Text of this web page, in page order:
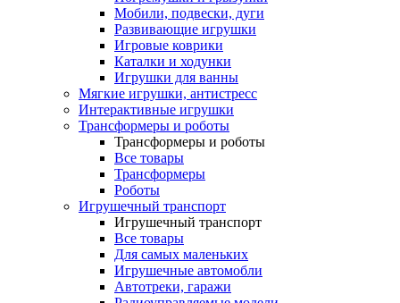
Мобили, подвески, дуги
Развивающие игрушки
Игровые коврики
Каталки и ходунки
Игрушки для ванны
Мягкие игрушки, антистресс
Интерактивные игрушки
Трансформеры и роботы
Трансформеры и роботы
Все товары
Трансформеры
Роботы
Игрушечный транспорт
Игрушечный транспорт
Все товары
Для самых маленьких
Игрушечные автомобли
Автотреки, гаражи